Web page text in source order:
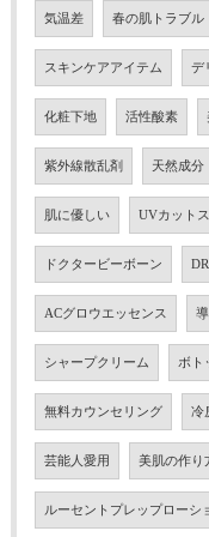
気温差 春の肌トラブル
スキンケアアイテム デ
化粧下地 活性酸素
紫外線散乱剤 天然成分
肌に優しい UVカット
ドクタービーボーン
ACグロウエッセンス
シャープクリーム ボト
無料カウンセリング 冷
芸能人愛用 美肌の作り
ルーセントプレップローシ